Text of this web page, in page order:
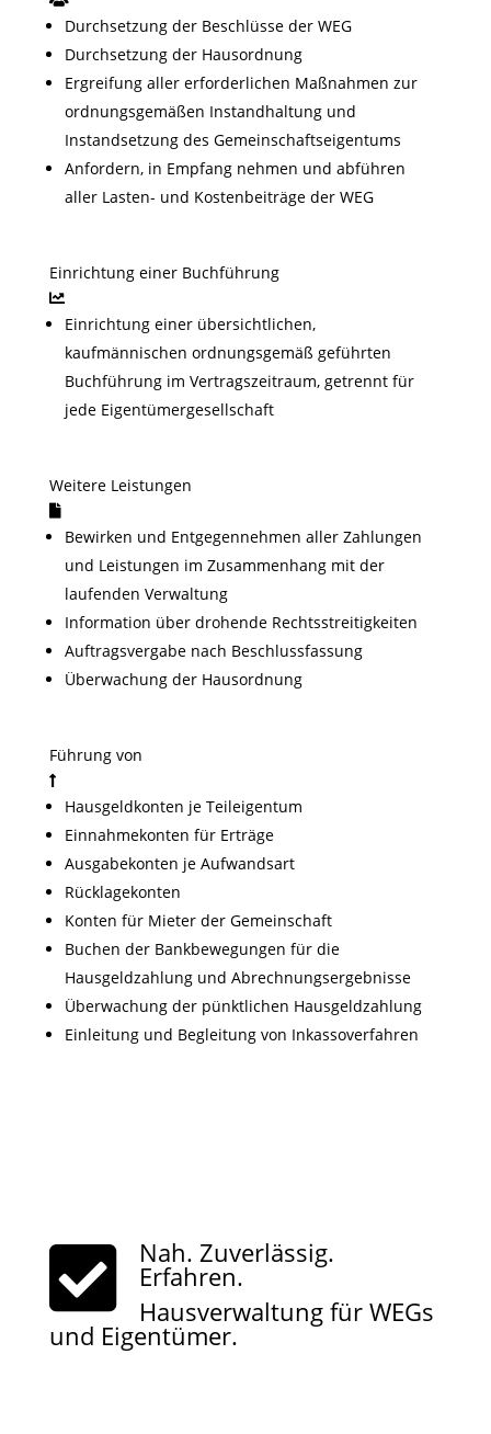
Durchsetzung der Beschlüsse der WEG
Durchsetzung der Hausordnung
Ergreifung aller erforderlichen Maßnahmen zur
ordnungsgemäßen Instandhaltung und
Instandsetzung des Gemeinschaftseigentums
Anfordern, in Empfang nehmen und abführen
aller Lasten- und Kostenbeiträge der WEG
Einrichtung einer Buchführung
Einrichtung einer übersichtlichen,
kaufmännischen ordnungsgemäß geführten
Buchführung im Vertragszeitraum, getrennt für
jede Eigentümergesellschaft
Weitere Leistungen
Bewirken und Entgegennehmen aller Zahlungen
und Leistungen im Zusammenhang mit der
laufenden Verwaltung
Information über drohende Rechtsstreitigkeiten
Auftragsvergabe nach Beschlussfassung
Überwachung der Hausordnung
Führung von
Hausgeldkonten je Teileigentum
Einnahmekonten für Erträge
Ausgabekonten je Aufwandsart
Rücklagekonten
Konten für Mieter der Gemeinschaft
Buchen der Bankbewegungen für die
Hausgeldzahlung und Abrechnungsergebnisse
Überwachung der pünktlichen Hausgeldzahlung
Einleitung und Begleitung von Inkassoverfahren
Nah. Zuverlässig.
Erfahren.
Hausverwaltung für WEGs
und Eigentümer.